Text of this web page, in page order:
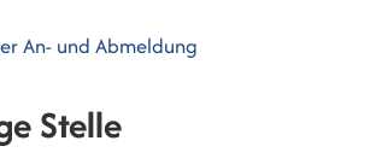
An- und Abmeldung
Stelle